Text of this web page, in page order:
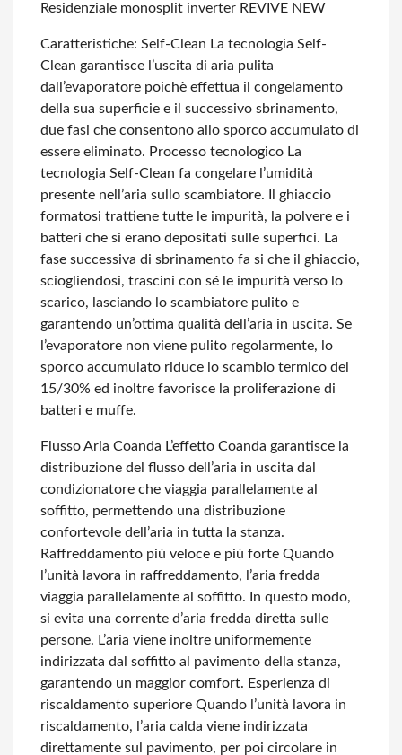
Residenziale monosplit inverter REVIVE NEW
Caratteristiche: Self-Clean La tecnologia Self-
Clean garantisce l’uscita di aria pulita
dall’evaporatore poichè effettua il congelamento
della sua superficie e il successivo sbrinamento,
due fasi che consentono allo sporco accumulato di
essere eliminato. Processo tecnologico La
tecnologia Self-Clean fa congelare l’umidità
presente nell’aria sullo scambiatore. Il ghiaccio
formatosi trattiene tutte le impurità, la polvere e i
batteri che si erano depositati sulle superfici. La
fase successiva di sbrinamento fa si che il ghiaccio,
sciogliendosi, trascini con sé le impurità verso lo
scarico, lasciando lo scambiatore pulito e
garantendo un’ottima qualità dell’aria in uscita. Se
l’evaporatore non viene pulito regolarmente, lo
sporco accumulato riduce lo scambio termico del
15/30% ed inoltre favorisce la proliferazione di
batteri e muffe.
Flusso Aria Coanda L’effetto Coanda garantisce la
distribuzione del flusso dell’aria in uscita dal
condizionatore che viaggia parallelamente al
soffitto, permettendo una distribuzione
confortevole dell’aria in tutta la stanza.
Raffreddamento più veloce e più forte Quando
l’unità lavora in raffreddamento, l’aria fredda
viaggia parallelamente al soffitto. In questo modo,
si evita una corrente d’aria fredda diretta sulle
persone. L’aria viene inoltre uniformemente
indirizzata dal soffitto al pavimento della stanza,
garantendo un maggior comfort. Esperienza di
riscaldamento superiore Quando l’unità lavora in
riscaldamento, l’aria calda viene indirizzata
direttamente sul pavimento, per poi circolare in